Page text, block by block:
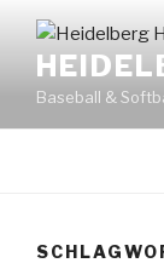
Inhalt
springen
Baseball &